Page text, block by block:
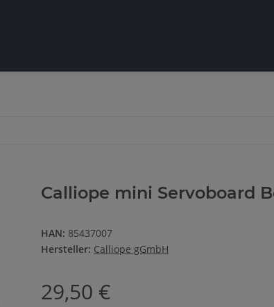
Calliope mini Servoboard
HAN: 85437007
Hersteller: Calliope gGmbH
29,50 €